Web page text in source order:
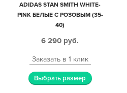
ADIDAS STAN SMITH WHITE-
PINK БЕЛЫЕ С РОЗОВЫМ (35-
40)
6 290 руб.
Заказать в 1 клик
Выбрать размер